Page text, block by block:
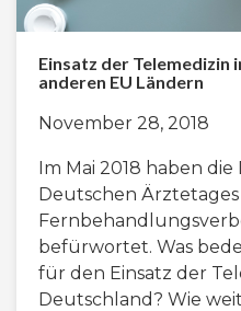
Einsatz der Telemedizin
anderen EU Ländern
November 28, 2018
Im Mai 2018 haben
Deutschen
befürwortet. Was
für den Einsatz der
Deutschland? Wie